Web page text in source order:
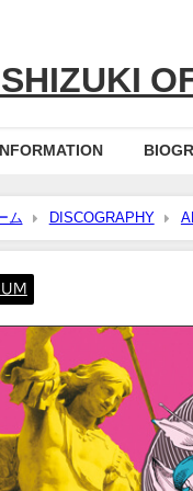
INFORMATION
ム DISCOGRAPHY